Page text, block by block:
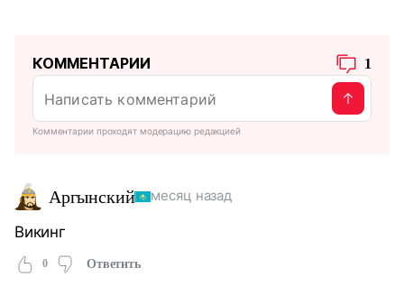
КОММЕНТАРИИ 1
Комментарии проходят модерацию редакцией
Аргынский месяц назад
Викинг
0 Ответить